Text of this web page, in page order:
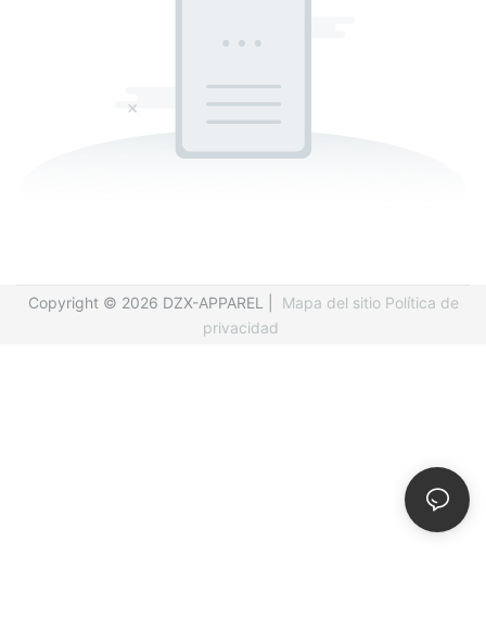
Copyright © 2026 DZX-APPAREL | Mapa del sitio Política de
privacidad